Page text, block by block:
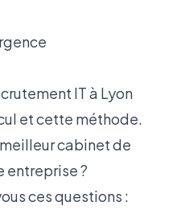
IT à Lyon
et cette méthode.
cabinet de
entreprise ?
ces questions :